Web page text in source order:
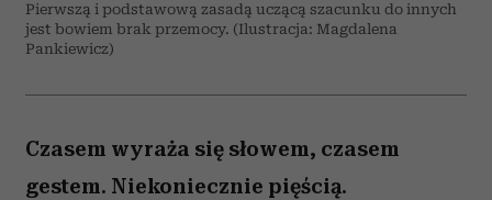
Pierwszą i podstawową zasadą uczącą szacunku do innych
jest bowiem brak przemocy. (Ilustracja: Magdalena
Pankiewicz)
Czasem wyraża się słowem, czasem
gestem. Niekoniecznie pięścią.